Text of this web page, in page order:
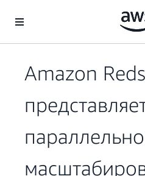
Перейти к главному контенту
Amazon